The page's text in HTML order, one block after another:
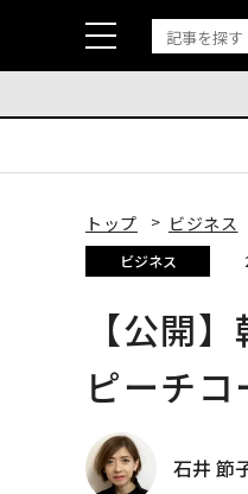
トップ ビジネス
ビジネス
【公開
ピーチコ
石井 節